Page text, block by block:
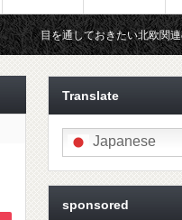
たい北欧関連のイベント！
Translate
Japanese
sponsored